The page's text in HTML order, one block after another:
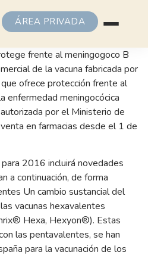
ÁREA PRIVADA
frente al meningogoco B
de la vacuna fabricada por
ofrece protección frente al
enfermedad meningocócica
por el Ministerio de
en farmacias desde el 1 de
2016 incluirá novedades
a continuación, de forma
Un cambio sustancial del
vacunas hexavalentes
Hexa, Hexyon®). Estas
las pentavalentes, se han
para la vacunación de los